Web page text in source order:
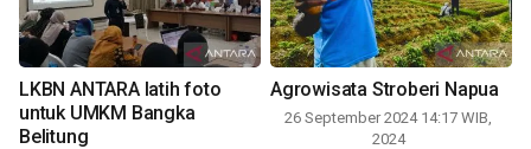
LKBN ANTARA latih foto
untuk UMKM Bangka
Belitung
Agrowisata Stroberi Napua
26 September 2024 14:17 WIB,
2024